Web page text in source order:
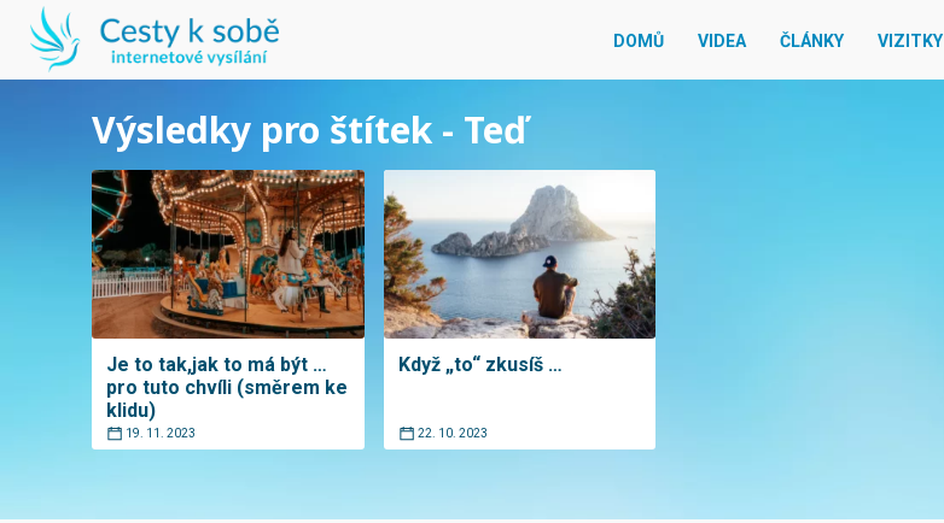
DOMŮ VIDEA ČLÁNKY VIZITKY
Výsledky pro štítek - Teď
Je to tak,jak to má být …
pro tuto chvíli (směrem ke
klidu)
19. 11. 2023
Když „to“ zkusíš …
22. 10. 2023